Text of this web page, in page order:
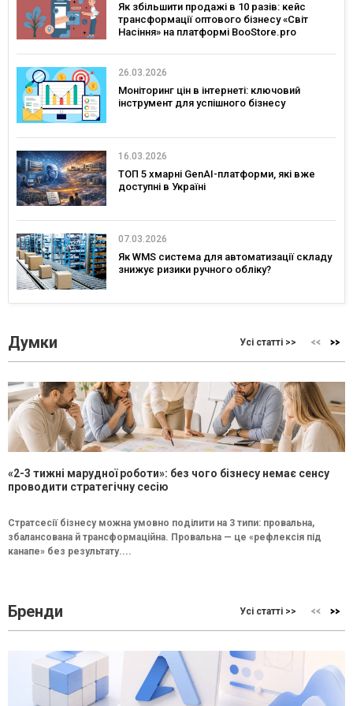
Як збільшити продажі в 10 разів: кейс
трансформації оптового бізнесу «Світ
Насіння» на платформі BooStore.pro
26.03.2026
Моніторинг цін в інтернеті: ключовий
інструмент для успішного бізнесу
16.03.2026
ТОП 5 хмарні GenAI-платформи, які вже
доступні в Україні
07.03.2026
Як WMS система для автоматизації складу
знижує ризики ручного обліку?
Думки Усі статті >>
«2-3 тижні марудної роботи»: без чого бізнесу немає сенсу
проводити стратегічну сесію
Стратсесії бізнесу можна умовно поділити на 3 типи: провальна,
збалансована й трансформаційна. Провальна — це «рефлексія під
канапе» без результату....
Бренди Усі статті >>